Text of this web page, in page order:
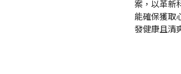
案，以革新
能確保獲取
發健康且清